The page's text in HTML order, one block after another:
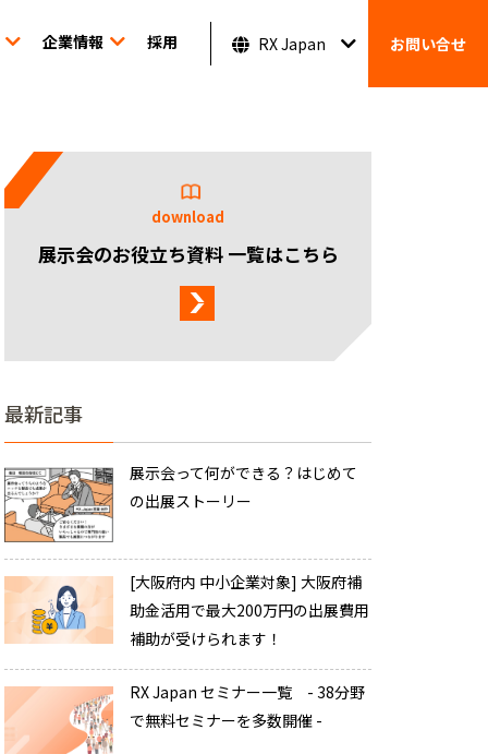
企業情報 採用 RX Japan お問い合せ
download
展示会のお役立ち資料 一覧はこちら
最新記事
展示会って何ができる？はじめて
の出展ストーリー
[大阪府内 中小企業対象] 大阪府補
助金活用で最大200万円の出展費用
補助が受けられます！
RX Japan セミナー一覧 - 38分野
で無料セミナーを多数開催 -